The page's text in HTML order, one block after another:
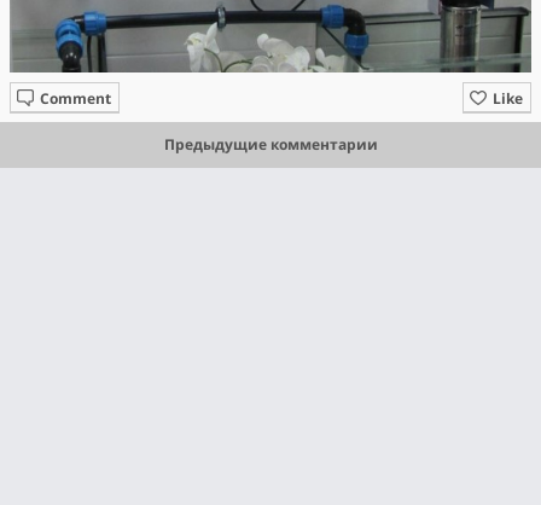
Like
Comment
Предыдущие комментарии